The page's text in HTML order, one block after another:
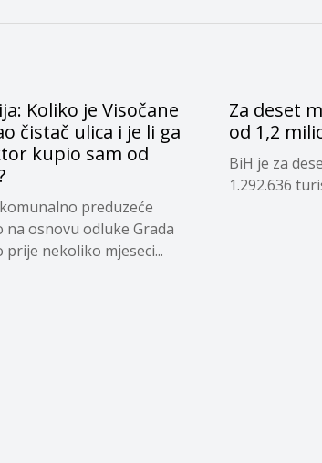
Koliko je Visočane
čistač ulica i je li ga
kupio sam od
preduzeće
na osnovu odluke Grada
prije nekoliko mjeseci...
Za deset
od 1,2
BiH je za
1.292.636